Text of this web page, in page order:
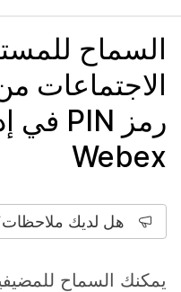
السماح
الاجتماعات
Webex
هل لديك
يمكنك السماح